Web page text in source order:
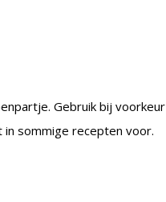
Gebruik bij
in sommige recepten voor.